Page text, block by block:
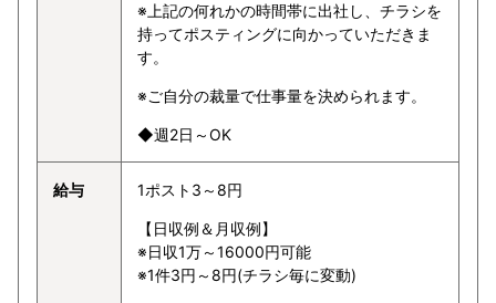
※上記の何れかの時間帯に出社し、チラシを
持ってポスティングに向かっていただきま
す。
※ご自分の裁量で仕事量を決められます。
◆週2日～OK
給与 1ポスト3～8円
【日収例＆月収例】
※日収1万～16000円可能
※1件3円～8円(チラシ毎に変動)